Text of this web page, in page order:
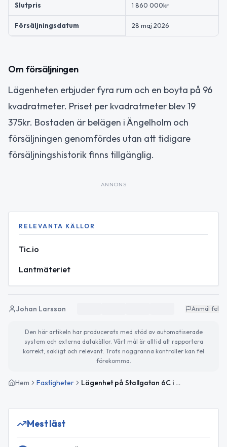
Slutpris 1 860 000kr
Försäljningsdatum 28 maj 2026
Om försäljningen
Lägenheten erbjuder fyra rum och en boyta på 96
kvadratmeter. Priset per kvadratmeter blev 19
375kr. Bostaden är belägen i Ängelholm och
försäljningen genomfördes utan att tidigare
försäljningshistorik finns tillgänglig.
ANNONS
RELEVANTA KÄLLOR
Tic.io
Lantmäteriet
Johan Larsson Anmäl fel
Den här artikeln har producerats med stöd av automatiserade
system och externa datakällor. Vårt mål är alltid att rapportera
korrekt, sakligt och relevant. Trots noggranna kontroller kan fel
förekomma.
Hem Fastigheter Lägenhet på Stallgatan 6C i Ängelholm såld för 1 860 000kr
Mest läst